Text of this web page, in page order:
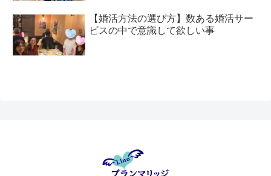
【婚活方法の選び方】数ある婚活サー
ビスの中で意識して欲しい事